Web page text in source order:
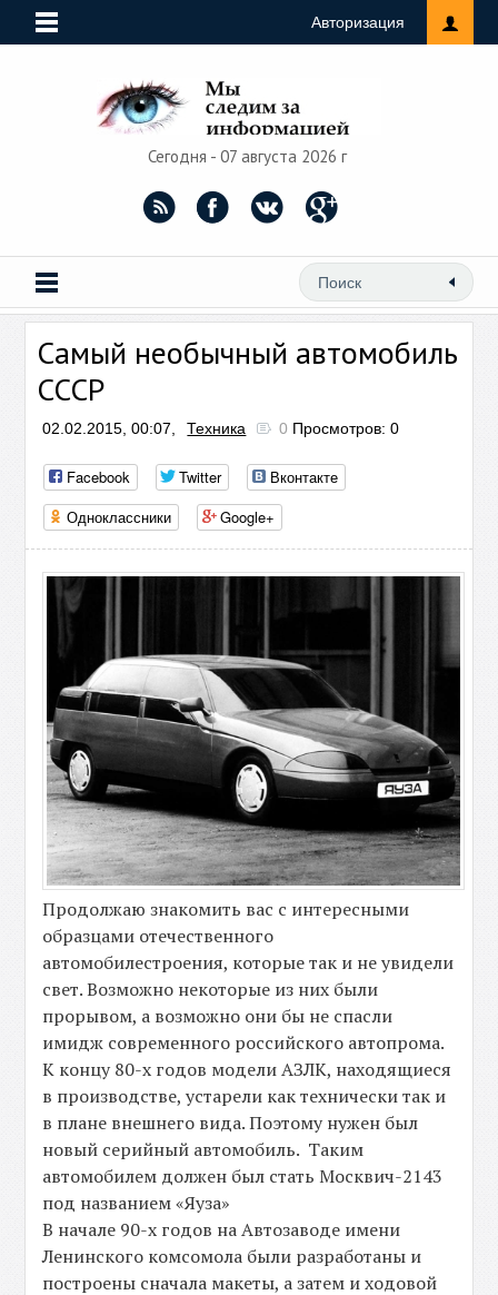
Авторизация
Сегодня - 07 августа 2026 г
Самый необычный автомобиль
СССР
02.02.2015, 00:07, Техника 0 Просмотров: 0
Facebook Twitter
Вконтакте
Одноклассники
Google+
Продолжаю знакомить вас с интересными
образцами отечественного
автомобилестроения, которые так и не увидели
свет. Возможно некоторые из них были
прорывом, а возможно они бы не спасли
имидж современного российского автопрома.
К концу 80-х годов модели АЗЛК, находящиеся
в производстве, устарели как технически так и
в плане внешнего вида. Поэтому нужен был
новый серийный автомобиль. Таким
автомобилем должен был стать Москвич-2143
под названием «Яуза»
В начале 90-х годов на Автозаводе имени
Ленинского комсомола были разработаны и
построены сначала макеты, а затем и ходовой